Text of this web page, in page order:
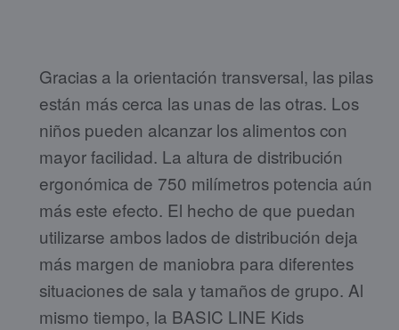
Gracias a la orientación transversal, las pilas
están más cerca las unas de las otras. Los
niños pueden alcanzar los alimentos con
mayor facilidad. La altura de distribución
ergonómica de 750 milímetros potencia aún
más este efecto. El hecho de que puedan
utilizarse ambos lados de distribución deja
más margen de maniobra para diferentes
situaciones de sala y tamaños de grupo. Al
mismo tiempo, la BASIC LINE Kids